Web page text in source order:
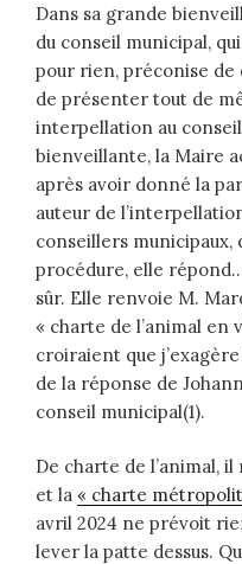
Dans sa grande
du conseil municipal,
pour rien, préconise
de présenter tout de
interpellation au
bienveillante, la Maire
après avoir donné la
auteur de
conseillers municipaux,
procédure, elle
sûr. Elle renvoie M.
« charte de l’animal en
croiraient que
de la réponse de
conseil municipal(1).
De charte de l’animal, il
et la « charte
avril 2024 ne prévoit
lever la patte dessus.